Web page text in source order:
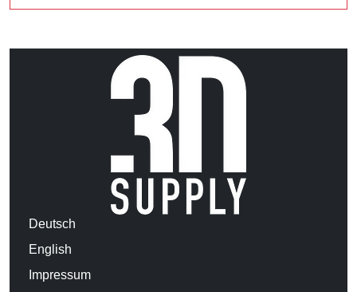
Deutsch
English
Impressum